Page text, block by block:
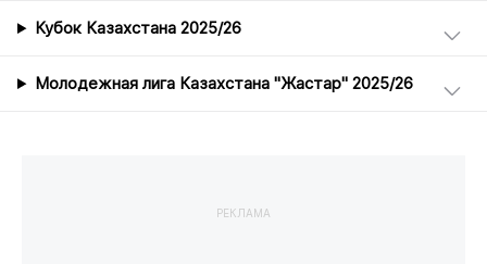
Кубок Казахстана 2025/26
Молодежная лига Казахстана "Жастар" 2025/26
РЕКЛАМА